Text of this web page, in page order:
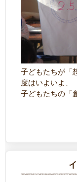
子どもたちが「
度はいよいよ、
子どもたちの「